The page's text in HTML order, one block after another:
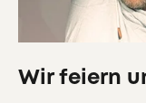
Wir feiern